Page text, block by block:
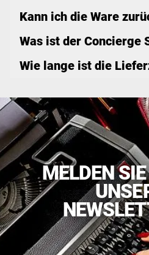
Kann ich die Ware
Was ist der Concierge
Wie lange ist die
MELDEN